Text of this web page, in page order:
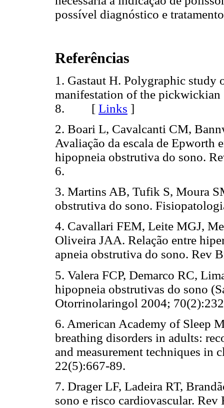
possível diagnóstico e
Referências
1. Gastaut H. Polygraphic
manifestation of the
8. [ Links ]
2. Boari L, Cavalcanti CM,
Avaliação da escala de Epworth
hipopneia obstrutiva do sono.
6.
3. Martins AB, Tufik S, Moura
obstrutiva do sono.
4. Cavallari FEM, Leite MGJ,
Oliveira JAA. Relação entre
apneia obstrutiva do sono. Rev
5. Valera FCP, Demarco RC,
hipopneia obstrutivas do sono
Otorrinolaringol 2004;
6. American Academy of Sleep
breathing disorders in adults:
and measurement techniques in
22(5):667-89.
7. Drager LF, Ladeira RT,
sono e risco cardiovascular.